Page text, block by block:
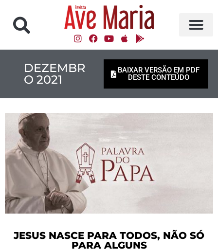
DEZEMBR
O 2021
BAIXAR VERSÃO EM PDF
DESTE CONTEÚDO
JESUS NASCE PARA TODOS, NÃO SÓ
PARA ALGUNS